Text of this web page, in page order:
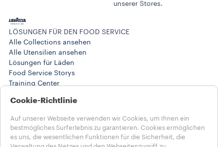
unserer Stores.
LÖSUNGEN FÜR DEN FOOD SERVICE
Alle Collections ansehen
Alle Utensilien ansehen
Lösungen für Läden
Food Service Storys
Training Center
Produkte
Maschinen
@Work Storys
HILFE
HÄUFIG GESTELLTE FRAGEN
Cookie-Richtlinie
Auf unserer Webseite verwenden wir Cookies, um Ihnen ein
bestmögliches Surferlebnis zu garantieren. Cookies ermöglichen
es uns, die wesentlichen Funktionen für die Sicherheit, die